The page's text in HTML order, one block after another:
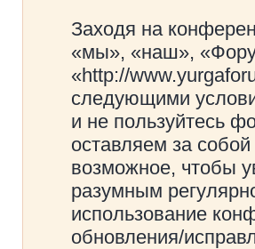
Заходя на
«мы», «наш»,
«http://
следующими
и не пользуйтесь
оставляем за
возможное, чтобы
разумным
использование
обновления/